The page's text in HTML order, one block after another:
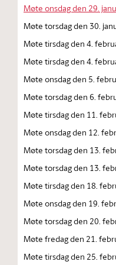
Møte onsdag den 29.
Møte torsdag den 30.
Møte tirsdag den 4.
Møte tirsdag den 4.
Møte onsdag den 5.
Møte torsdag den 6.
Møte tirsdag den 11.
Møte onsdag den 12.
Møte torsdag den 13.
Møte torsdag den 13.
Møte tirsdag den 18.
Møte onsdag den 19.
Møte torsdag den 20.
Møte fredag den 21.
Møte tirsdag den 25.